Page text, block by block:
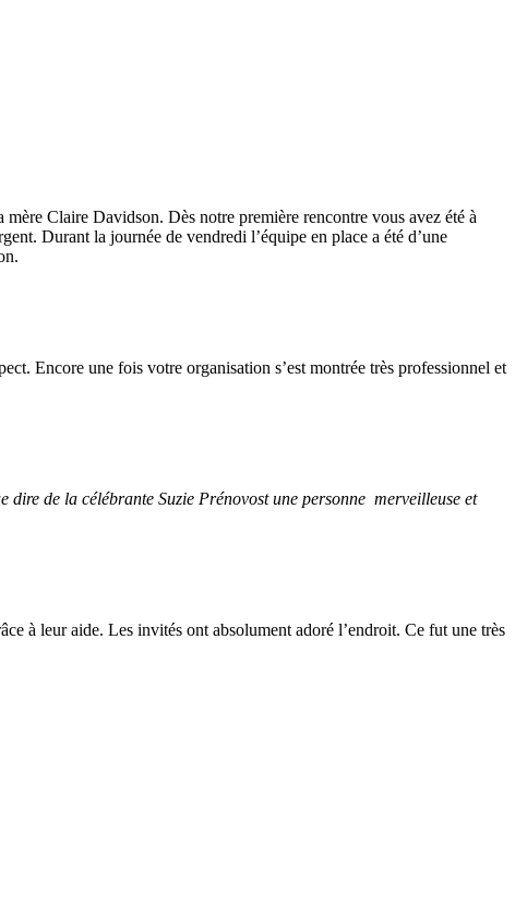
Claire Davidson. Dès notre première rencontre vous avez été à
Durant la journée de vendredi l’équipe en place a été d’une
Encore une fois votre organisation s’est montrée très professionnel et
dire de la célébrante Suzie Prénovost une personne merveilleuse et
à leur aide. Les invités ont absolument adoré l’endroit. Ce fut une très